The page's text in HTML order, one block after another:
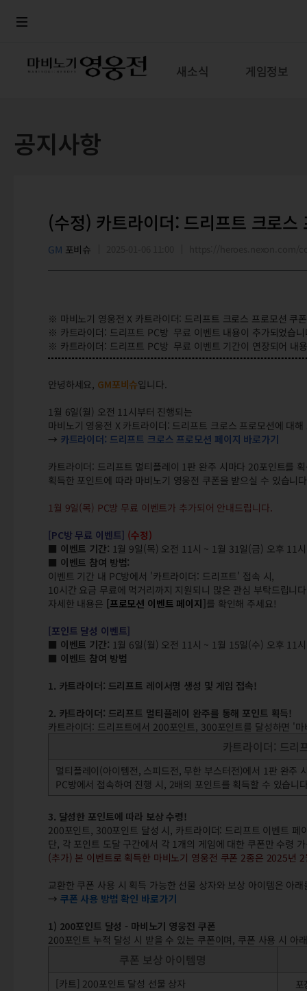
새소식 게임정보
공지사항
(수정) 카트라이더: 드리프트 크로스
GM 포비슈
※ 마비노기 영웅전 X 카트라이더: 드리프트 크로스 프로모션
※ 카트라이더: 드리프트 PC방 무료 이벤트 내용이 추가되었습
※ 카트라이더: 드리프트 PC방 무료 이벤트 기간이 연장되어 내
안녕하세요, GM포비슈입니다.
1월 6일(월) 오전 11시부터 진행되는
마비노기 영웅전 X 카트라이더: 드리프트 크로스 프로모션에 대
→ 카트라이더: 드리프트 크로스 프로모션 페이지 바로가기
카트라이더: 드리프트 멀티플레이 1판 완주 시마다 20포인트를
획득한 포인트에 따라 마비노기 영웅전 쿠폰을 받으실 수 있습니
1월 9일(목) PC방 무료 이벤트가 추가되어 안내드립니다.
[PC방 무료 이벤트] (수정)
■ 이벤트 기간: 1월 9일(목) 오전 11시 ~ 1월 31일(금) 오후 11
■ 이벤트 참여 방법:
이벤트 기간 내 PC방에서 '카트라이더: 드리프트' 접속 시,
10시간 요금 무료에 먹거리까지 지원되니 많은 관심 부탁드립니
자세한 내용은 [프로모션 이벤트 페이지]를 확인해 주세요!
[포인트 달성 이벤트]
■ 이벤트 기간: 1월 6일(월) 오전 11시 ~ 1월 15일(수) 오후 11
■ 이벤트 참여 방법
1. 카트라이더: 드리프트 레이서명 생성 및 게임 접속!
2. 카트라이더: 드리프트 멀티플레이 완주를 통해 포인트 획득!
카트라이더: 드리프트에서 200포인트, 300포인트를 달성하면 '
카트라이더: 드리
멀티플레이(아이템전, 스피드전, 무한 부스터전)에서 1판 완주
PC방에서 접속하여 진행 시, 2배의 포인트를 획득할 수 있습니
3. 달성한 포인트에 따라 보상 수령!
200포인트, 300포인트 달성 시, 카트라이더: 드리프트 이벤트 페
단, 각 포인트 도달 구간에서 각 1개의 게임에 대한 쿠폰만 수령
(추가) 본 이벤트로 획득한 마비노기 영웅전 쿠폰 2종은 2025년
교환한 쿠폰 사용 시 획득 가능한 선물 상자와 보상 아이템은 아
→ 쿠폰 사용 방법 확인 바로가기
1) 200포인트 달성 - 마비노기 영웅전 쿠폰
200포인트 누적 달성 시 받을 수 있는 쿠폰이며, 쿠폰 사용 시 아
쿠폰 보상 아이템명
[카트] 200포인트 달성 선물 상자